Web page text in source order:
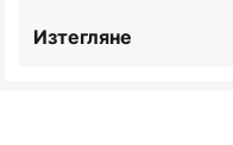
Изтегляне